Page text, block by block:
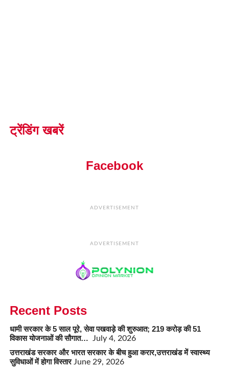
ट्रेंडिंग खबरें
Facebook
ADVERTISEMENT
ADVERTISEMENT
Recent Posts
धामी सरकार के 5 साल पूरे, सेवा पखवाड़े की शुरुआत; 219 करोड़ की 51
विकास योजनाओं की सौगात…
July 4, 2026
उत्तराखंड सरकार और भारत सरकार के बीच हुआ करार,उत्तराखंड में स्वास्थ्य
सुविधाओं में होगा विस्तार June 29, 2026